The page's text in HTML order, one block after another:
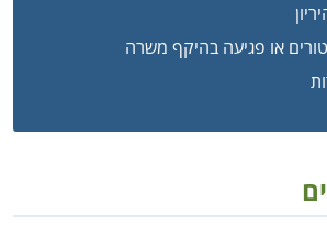
או פגיעה בהיקף משרה